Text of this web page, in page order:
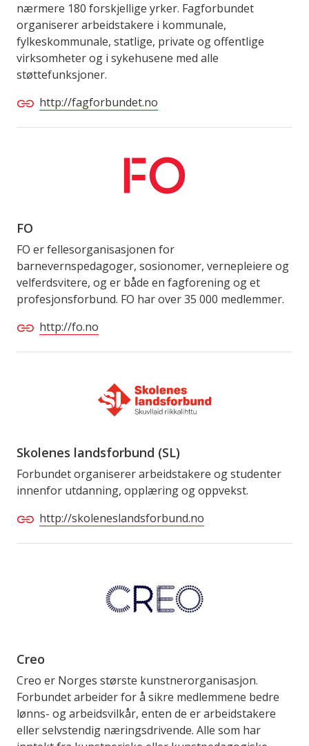
nærmere 180 forskjellige yrker. Fagforbundet
organiserer arbeidstakere i kommunale,
fylkeskommunale, statlige, private og offentlige
virksomheter og i sykehusene med alle
støttefunksjoner.
http://fagforbundet.no
FO
FO er fellesorganisasjonen for
barnevernspedagoger, sosionomer, vernepleiere og
velferdsvitere, og er både en fagforening og et
profesjonsforbund. FO har over 35 000 medlemmer.
http://fo.no
Skolenes landsforbund (SL)
Forbundet organiserer arbeidstakere og studenter
innenfor utdanning, opplæring og oppvekst.
http://skoleneslandsforbund.no
Creo
Creo er Norges største kunstnerorganisasjon.
Forbundet arbeider for å sikre medlemmene bedre
lønns- og arbeidsvilkår, enten de er arbeidstakere
eller selvstendig næringsdrivende. Alle som har